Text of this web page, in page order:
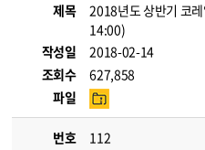
제목
2018년도 상반기 코
14:00)
작성일
2018-02-14
조회수
627,858
파일
번호
112